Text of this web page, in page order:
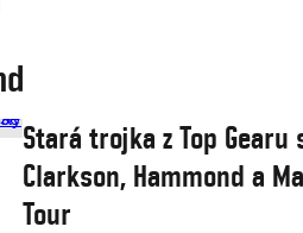
Stará trojka z Top
Clarkson, Hammond a
Tour